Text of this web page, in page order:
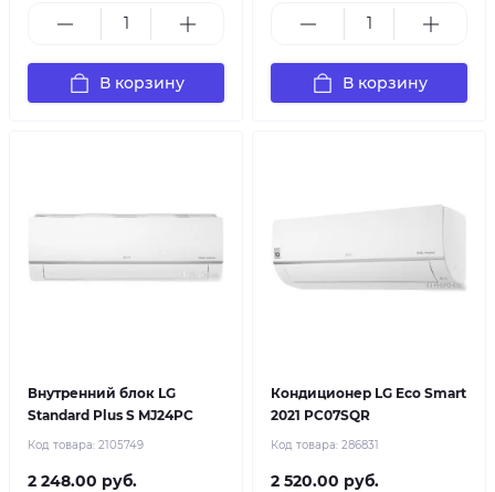
В корзину В корзину
Внутренний блок LG
Standard Plus S MJ24PC
Код товара: 2105749
2 248.00 руб.
Кондиционер LG Eco Smart
2021 PC07SQR
Код товара: 286831
2 520.00 руб.